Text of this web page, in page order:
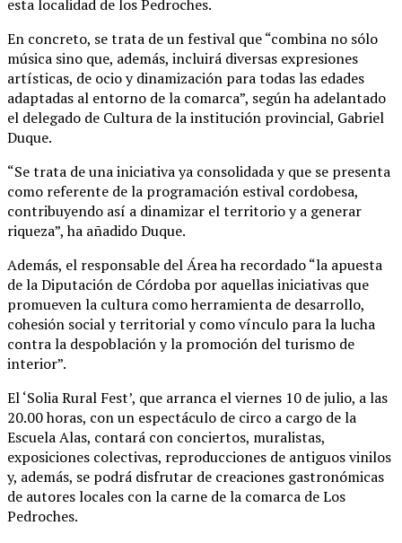
esta localidad de los Pedroches.
En concreto, se trata de un festival que “combina no sólo
música sino que, además, incluirá diversas expresiones
artísticas, de ocio y dinamización para todas las edades
adaptadas al entorno de la comarca”, según ha adelantado
el delegado de Cultura de la institución provincial, Gabriel
Duque.
“Se trata de una iniciativa ya consolidada y que se presenta
como referente de la programación estival cordobesa,
contribuyendo así a dinamizar el territorio y a generar
riqueza”, ha añadido Duque.
Además, el responsable del Área ha recordado “la apuesta
de la Diputación de Córdoba por aquellas iniciativas que
promueven la cultura como herramienta de desarrollo,
cohesión social y territorial y como vínculo para la lucha
contra la despoblación y la promoción del turismo de
interior”.
El ‘Solia Rural Fest’, que arranca el viernes 10 de julio, a las
20.00 horas, con un espectáculo de circo a cargo de la
Escuela Alas, contará con conciertos, muralistas,
exposiciones colectivas, reproducciones de antiguos vinilos
y, además, se podrá disfrutar de creaciones gastronómicas
de autores locales con la carne de la comarca de Los
Pedroches.